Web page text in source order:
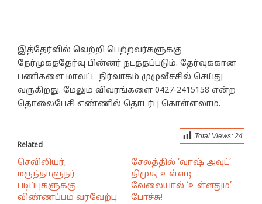
இத்தேர்வில் வெற்றி பெற்றவர்களுக்கு
நேர்முகத்தேர்வு பின்னர் நடத்தப்படும். தேர்வுக்கான
பணிகளை மாவட்ட நிர்வாகம் முழுவீச்சில் செய்து
வருகிறது. மேலும் விவரங்களை 0427-2415158 என்ற
தொலைபேசி எண்ணில் தொடர்பு கொள்ளலாம்.
Total Views: 24
Related
செவிலியர்,
மருந்தாளுநர்
படிப்புகளுக்கு
விண்ணப்பம் வரவேற்பு
சேலத்தில் ‘வாஷ் அவுட்’
திமுக; உள்ளடி
வேலையால் ‘உள்ளதும்’
போச்சு!